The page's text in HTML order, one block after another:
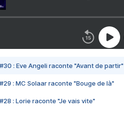
#30 : Eve Angeli raconte "Avant de partir"
#29 : MC Solaar raconte "Bouge de là"
#28 : Lorie raconte "Je vais vite"